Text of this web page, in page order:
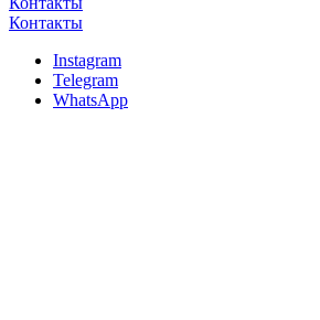
Контакты
Instagram
Telegram
WhatsApp